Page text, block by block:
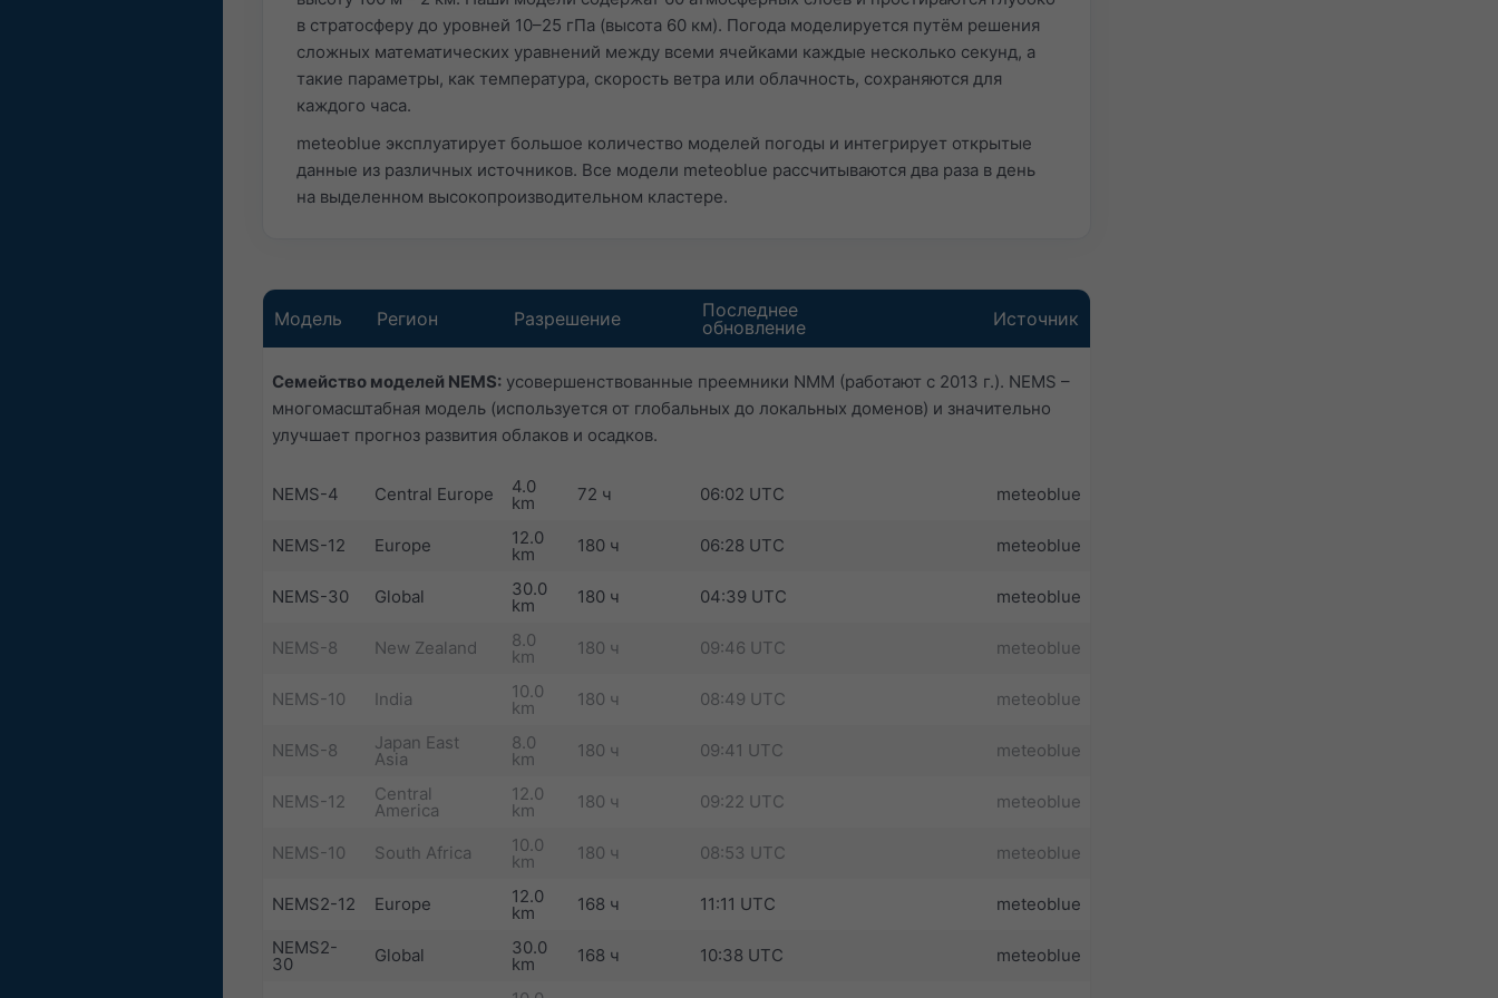
в стратосферу до уровней 10–25 гПа (высота 60 км). Погода моделируется путём решения
сложных математических уравнений между всеми ячейками каждые несколько секунд, а
такие параметры, как температура, скорость ветра или облачность, сохраняются для
каждого часа.
meteoblue эксплуатирует большое количество моделей погоды и интегрирует открытые
данные из различных источников. Все модели meteoblue рассчитываются два раза в день
на выделенном высокопроизводительном кластере.
Модель Регион Разрешение
Последнее
обновление
Источник
Семейство моделей NEMS: усовершенствованные преемники NMM (работают с 2013 г.). NEMS –
многомасштабная модель (используется от глобальных до локальных доменов) и значительно
улучшает прогноз развития облаков и осадков.
NEMS-4 Central Europe 4.0
km 72 ч 06:02 UTC meteoblue
NEMS-12 Europe 12.0
km 180 ч 06:28 UTC meteoblue
NEMS-30 Global 30.0
km 180 ч 04:39 UTC meteoblue
NEMS-8 New Zealand 8.0
km 180 ч 09:46 UTC meteoblue
NEMS-10 India 10.0
km 180 ч 08:49 UTC meteoblue
NEMS-8 Japan East
Asia
8.0
km 180 ч 09:41 UTC meteoblue
NEMS-12 Central
America
12.0
km 180 ч 09:22 UTC meteoblue
NEMS-10 South Africa 10.0
km 180 ч 08:53 UTC meteoblue
NEMS2-12 Europe 12.0
km 168 ч 11:11 UTC meteoblue
NEMS2-
30 Global 30.0
km 168 ч 10:38 UTC meteoblue